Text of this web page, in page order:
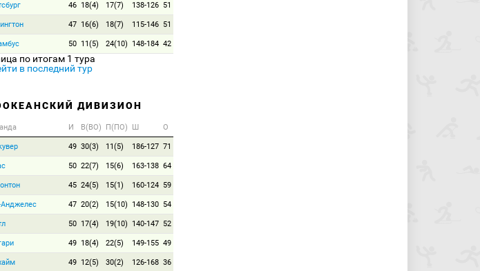
46 18(4) 17(7) 138-126 51
47 16(6) 18(7) 115-146 51
50 11(5) 24(10) 148-184 42
по итогам 1 тура
в последний тур
ДИВИЗИОН
И В(ВО) П(ПО) Ш О
49 30(3) 11(5) 186-127 71
50 22(7) 15(6) 163-138 64
45 24(5) 15(1) 160-124 59
47 20(2) 15(10) 148-130 54
50 17(4) 19(10) 140-147 52
49 18(4) 22(5) 149-155 49
49 12(5) 30(2) 126-168 36